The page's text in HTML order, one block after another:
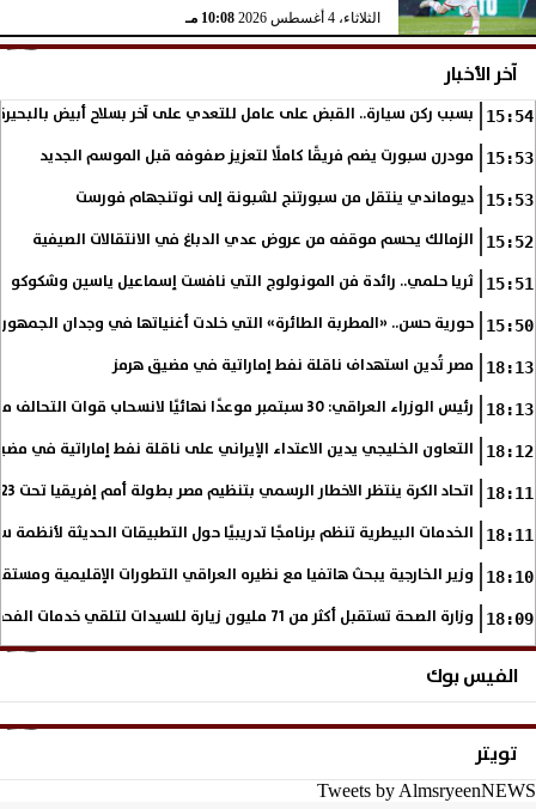
الثلاثاء، 4 أغسطس 2026 10:08 مـ
آخر الأخبار
15:54 بسبب ركن سيارة.. القبض على عامل للتعدي على آخر بسلاح أبيض
15:53 مودرن سبورت يضم فريقًا كاملًا لتعزيز صفوفه قبل الموسم الجديد
15:53 ديوماندي ينتقل من سبورتنج لشبونة إلى نوتنجهام فورست
15:52 الزمالك يحسم موقفه من عروض عدي الدباغ في الانتقالات الصيفية
15:51 ثريا حلمي.. رائدة فن المونولوج التي نافست إسماعيل ياسين وشكوكو
15:50 حورية حسن.. «المطربة الطائرة» التي خلدت أغنياتها في وجدان الجمهور
18:13 مصر تُدين استهداف ناقلة نفط إماراتية في مضيق هرمز
18:13 رئيس الوزراء العراقي: 30 سبتمبر موعدًا نهائيًا لانسحاب قوات التحالف من العراق
18:12 التعاون الخليجي يدين الاعتداء الإيراني على ناقلة نفط إماراتية في
18:11 اتحاد الكرة ينتظر الاخطار الرسمي بتنظيم مصر بطولة أمم إفريقيا تحت 23 عاما
18:11 الخدمات البيطرية تنظم برنامجًا تدريبيًا حول التطبيقات الحديثة لأنظمة
18:10 وزير الخارجية يبحث هاتفيا مع نظيره العراقي التطورات الإقليمية
18:09 وزارة الصحة تستقبل أكثر من 71 مليون زيارة للسيدات لتلقي خدمات الفحص والتوعية
الفيس بوك
تويتر
Tweets by AlmsryeenNEWS